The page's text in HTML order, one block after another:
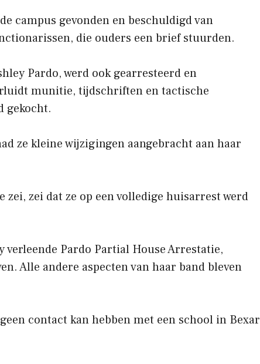
campus gevonden en beschuldigd van
die ouders een brief stuurden.
Pardo, werd ook gearresteerd en
munitie, tijdschriften en tactische
gekocht.
ze kleine wijzigingen aangebracht aan haar
zei dat ze op een volledige huisarrest werd
verleende Pardo Partial House Arrestatie,
Alle andere aspecten van haar band bleven
contact kan hebben met een school in Bexar